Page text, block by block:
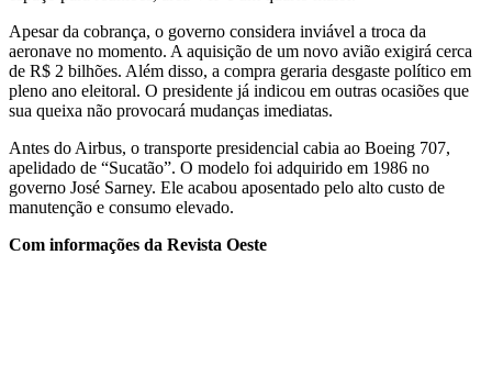
Apesar da cobrança, o governo considera inviável a troca da
aeronave no momento. A aquisição de um novo avião exigirá cerca
de R$ 2 bilhões. Além disso, a compra geraria desgaste político em
pleno ano eleitoral. O presidente já indicou em outras ocasiões que
sua queixa não provocará mudanças imediatas.
Antes do Airbus, o transporte presidencial cabia ao Boeing 707,
apelidado de “Sucatão”. O modelo foi adquirido em 1986 no
governo José Sarney. Ele acabou aposentado pelo alto custo de
manutenção e consumo elevado.
Com informações da Revista Oeste